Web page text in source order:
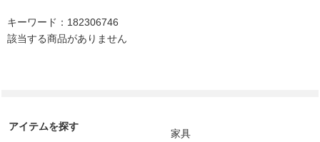
キーワード：182306746
該当する商品がありません
アイテムを探す
家具